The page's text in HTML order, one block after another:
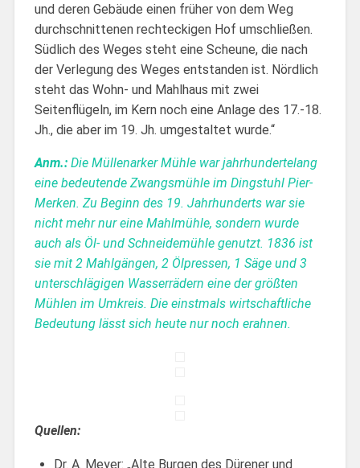
und deren Gebäude einen früher von dem Weg
durchschnittenen rechteckigen Hof umschließen.
Südlich des Weges steht eine Scheune, die nach
der Verlegung des Weges entstanden ist. Nördlich
steht das Wohn- und Mahlhaus mit zwei
Seitenflügeln, im Kern noch eine Anlage des 17.-18.
Jh., die aber im 19. Jh. umgestaltet wurde.“
Anm.:Die Müllenarker Mühle war jahrhundertelang
eine bedeutende Zwangsmühle im Dingstuhl Pier-
Merken. Zu Beginn des 19. Jahrhunderts war sie
nicht mehr nur eine Mahlmühle, sondern wurde
auch als Öl- und Schneidemühle genutzt. 1836 ist
sie mit 2 Mahlgängen, 2 Ölpressen, 1 Säge und 3
unterschlägigen Wasserrädern eine der größten
Mühlen im Umkreis. Die einstmals wirtschaftliche
Bedeutung lässt sich heute nur noch erahnen.
Quellen:
Dr. A. Meyer: „Alte Burgen des Dürener und